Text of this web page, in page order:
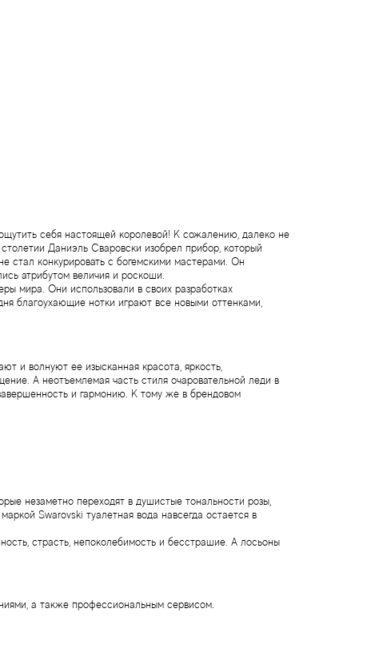
себя настоящей королевой! К сожалению, далеко не
Даниэль Сваровски изобрел прибор, который
стал конкурировать с богемскими мастерами. Он
атрибутом величия и роскоши.
мира. Они использовали в своих разработках
благоухающие нотки играют все новыми оттенками,
и волнуют ее изысканная красота, яркость,
А неотъемлемая часть стиля очаровательной леди в
и гармонию. К тому же в брендовом
незаметно переходят в душистые тональности розы,
Swarovski туалетная вода навсегда остается в
страсть, непоколебимость и бесстрашие. А лосьоны
а также профессиональным сервисом.